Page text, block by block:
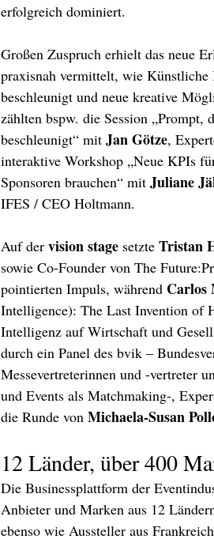
erfolgreich dominiert.
Großen Zuspruch erhielt das neue
praxisnah vermittelt, wie Künstliche
beschleunigt und neue kreative
zählten bspw. die Session
beschleunigt“ mit Jan Götze,
interaktive Workshop „Neue KPIs
Sponsoren brauchen“ mit Juliane
IFES / CEO Holtmann.
Auf der vision stage setzte Tristan
sowie Co-Founder von The
pointierten Impuls, während Carlos
Intelligence): The Last Invention of
Intelligenz auf Wirtschaft und
durch ein Panel des bvik –
Messevertreterinnen und -vertreter
und Events als Matchmaking-,
die Runde von Michaela-Susan
12 Länder, über 400
Die Businessplattform der
Anbieter und Marken aus 12
ebenso wie Aussteller aus